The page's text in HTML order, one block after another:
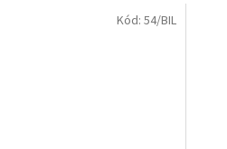
Kód: 54/BIL